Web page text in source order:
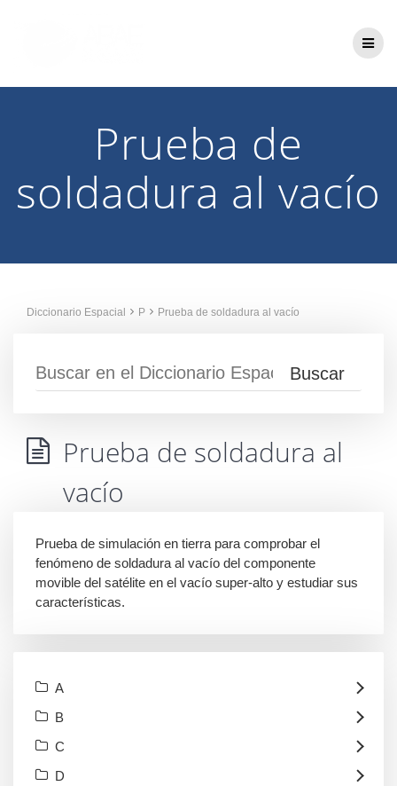
Prueba de
soldadura al vacío
Diccionario Espacial P Prueba de soldadura al vacío
Prueba de soldadura al
vacío
Prueba de simulación en tierra para comprobar el
fenómeno de soldadura al vacío del componente
movible del satélite en el vacío super-alto y estudiar sus
características.
A
B
C
D